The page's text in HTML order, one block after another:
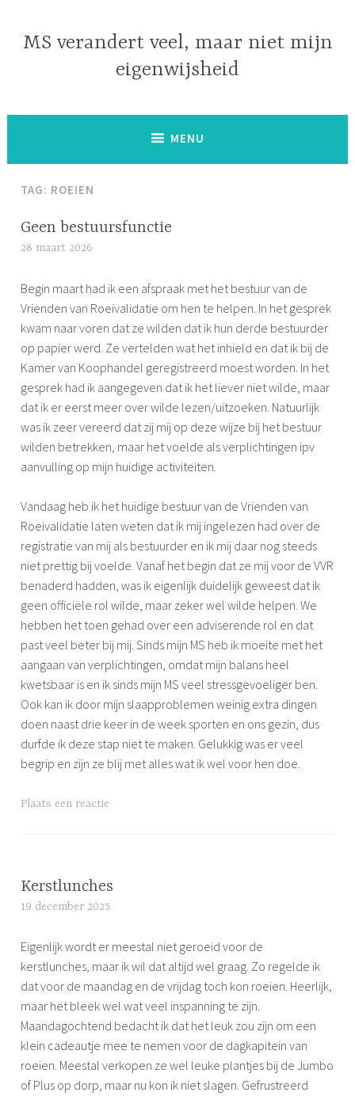
inhoud
MS verandert veel, maar niet mijn
eigenwijsheid
MENU
TAG: ROEIEN
Geen bestuursfunctie
28 maart 2026
m
o
n
e
Begin maart had ik een afspraak met het bestuur van de
Vrienden van Roeivalidatie om hen te helpen. In het gesprek
kwam naar voren dat ze wilden dat ik hun derde bestuurder
op papier werd. Ze vertelden wat het inhield en dat ik bij de
Kamer van Koophandel geregistreerd moest worden. In het
gesprek had ik aangegeven dat ik het liever niet wilde, maar
dat ik er eerst meer over wilde lezen/uitzoeken. Natuurlijk
was ik zeer vereerd dat zij mij op deze wijze bij het bestuur
wilden betrekken, maar het voelde als verplichtingen ipv
aanvulling op mijn huidige activiteiten.
Vandaag heb ik het huidige bestuur van de Vrienden van
Roeivalidatie laten weten dat ik mij ingelezen had over de
registratie van mij als bestuurder en ik mij daar nog steeds
niet prettig bij voelde. Vanaf het begin dat ze mij voor de VVR
benaderd hadden, was ik eigenlijk duidelijk geweest dat ik
geen officiële rol wilde, maar zeker wel wilde helpen. We
hebben het toen gehad over een adviserende rol en dat
past veel beter bij mij. Sinds mijn MS heb ik moeite met het
aangaan van verplichtingen, omdat mijn balans heel
kwetsbaar is en ik sinds mijn MS veel stressgevoeliger ben.
Ook kan ik door mijn slaapproblemen weinig extra dingen
doen naast drie keer in de week sporten en ons gezin, dus
durfde ik deze stap niet te maken. Gelukkig was er veel
begrip en zijn ze blij met alles wat ik wel voor hen doe.
G
g
g
d
r
o
e
i
e
n
Plaats een reactie
Kerstlunches
19 december 2025
m
o
n
e
Eigenlijk wordt er meestal niet geroeid voor de
kerstlunches, maar ik wil dat altijd wel graag. Zo regelde ik
dat voor de maandag en de vrijdag toch kon roeien. Heerlijk,
maar het bleek wel wat veel inspanning te zijn.
Maandagochtend bedacht ik dat het leuk zou zijn om een
klein cadeautje mee te nemen voor de dagkapitein van
roeien. Meestal verkopen ze wel leuke plantjes bij de Jumbo
of Plus op dorp, maar nu kon ik niet slagen. Gefrustreerd